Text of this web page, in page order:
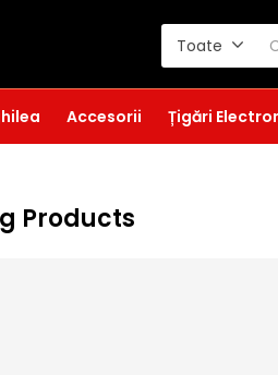
Toate
Accesorii Țigări
Products